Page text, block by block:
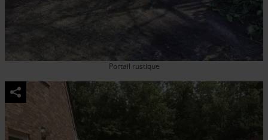
Portail rustique